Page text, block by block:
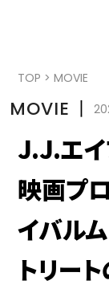
TOP > MOVIE
MOVIE 丨
J.J.エ
映画プ
イバル
トリー